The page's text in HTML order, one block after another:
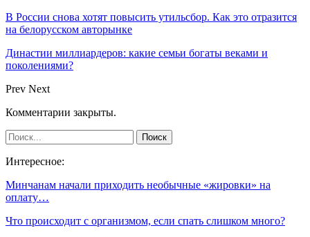
В России снова хотят повысить утильсбор. Как это отразится
на белорусском авторынке
Династии миллиардеров: какие семьи богаты веками и
поколениями?
Prev Next
Комментарии закрыты.
Интересное:
Минчанам начали приходить необычные «жировки» на
оплату…
Что происходит с организмом, если спать слишком много?